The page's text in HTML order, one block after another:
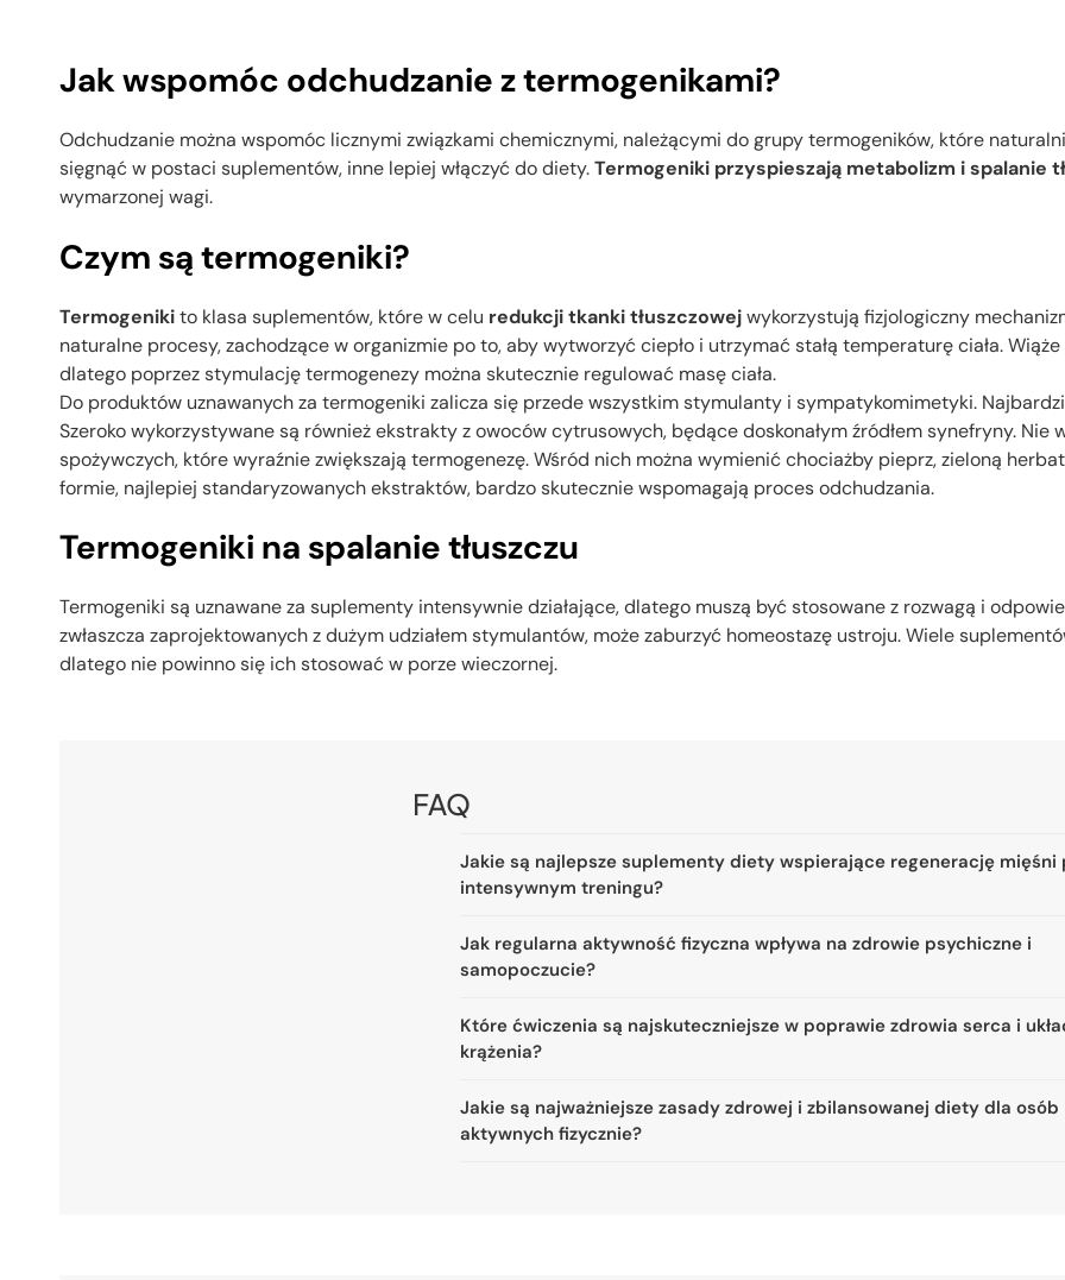
Jak wspomóc odchudzanie z termogenikami?
Odchudzanie można wspomóc licznymi związkami chemicznymi, należącymi do grupy termogeników, które
sięgnąć w postaci suplementów, inne lepiej włączyć do diety.Termogeniki przyspieszają metabolizm i spalanie
wymarzonej wagi.
Czym są termogeniki?
Termogenikito klasa suplementów, które w celu redukcji tkanki tłuszczowejwykorzystują fizjologiczny
naturalne procesy, zachodzące w organizmie po to, aby wytworzyć ciepło i utrzymać stałą temperaturę ciała.
dlatego poprzez stymulację termogenezy można skutecznie regulować masę ciała.
Do produktów uznawanych za termogeniki zalicza się przede wszystkim stymulanty i sympatykomimetyki.
Szeroko wykorzystywane są również ekstrakty z owoców cytrusowych, będące doskonałym źródłem synefryny.
spożywczych, które wyraźnie zwiększają termogenezę. Wśród nich można wymienić chociażby pieprz, zieloną
formie, najlepiej standaryzowanych ekstraktów, bardzo skutecznie wspomagają proces odchudzania.
Termogeniki na spalanie tłuszczu
Termogeniki są uznawane za suplementy intensywnie działające, dlatego muszą być stosowane z rozwagą i
zwłaszcza zaprojektowanych z dużym udziałem stymulantów, może zaburzyć homeostazę ustroju. Wiele
dlatego nie powinno się ich stosować w porze wieczornej.
FAQ
Jakie są najlepsze suplementy diety wspierające regenerację mięśni
intensywnym treningu?
Jak regularna aktywność fizyczna wpływa na zdrowie psychiczne i
samopoczucie?
Które ćwiczenia są najskuteczniejsze w poprawie zdrowia serca i
krążenia?
Jakie są najważniejsze zasady zdrowej i zbilansowanej diety dla osób
aktywnych fizycznie?